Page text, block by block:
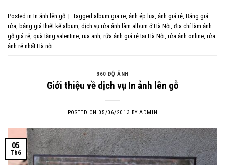
Posted in In ảnh lên gỗ | Tagged album gia re ảnh ép lụa ảnh giá rẻ Bảng giá
rửa bảng giá thiết kế album dịch vụ rửa ảnh làm album ở Hà Nội địa chỉ làm ảnh
gỗ giá rẻ quà tặng valentine rua anh rửa ảnh giá rẻ tại Hà Nội rửa ảnh online rửa
ảnh rẻ nhất Hà nội
360 ĐỘ ẢNH
Giới thiệu về dịch vụ In ảnh lên gỗ
POSTED ON 05/06/2013 BYADMIN
05
Th6